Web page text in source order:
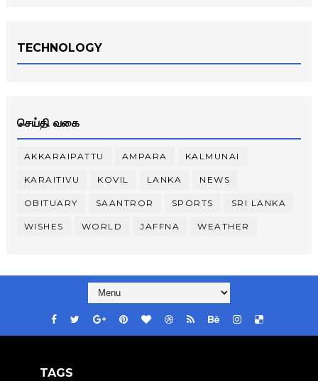
TECHNOLOGY
செய்தி வகை
AKKARAIPATTU AMPARA KALMUNAI
KARAITIVU KOVIL LANKA NEWS
OBITUARY SAANTROR SPORTS SRI LANKA
WISHES WORLD JAFFNA WEATHER
TAGS